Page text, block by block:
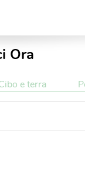
Ora
e terra